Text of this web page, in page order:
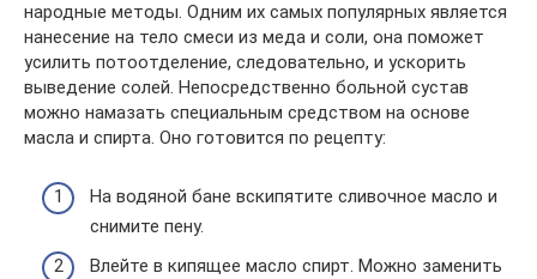
народные методы. Одним их самых популярных является
нанесение на тело смеси из меда и соли, она поможет
усилить потоотделение, следовательно, и ускорить
выведение солей. Непосредственно больной сустав
можно намазать специальным средством на основе
масла и спирта. Оно готовится по рецепту:
На водяной бане вскипятите сливочное масло и
снимите пену.
Влейте в кипящее масло спирт. Можно заменить